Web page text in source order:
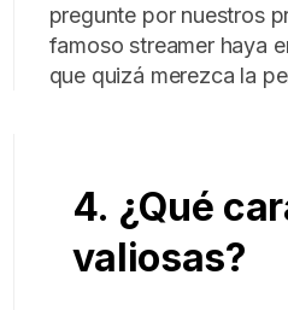
pregunte por nuestros
famoso streamer haya
que quizá merezca la
4. ¿Qué
valiosas?